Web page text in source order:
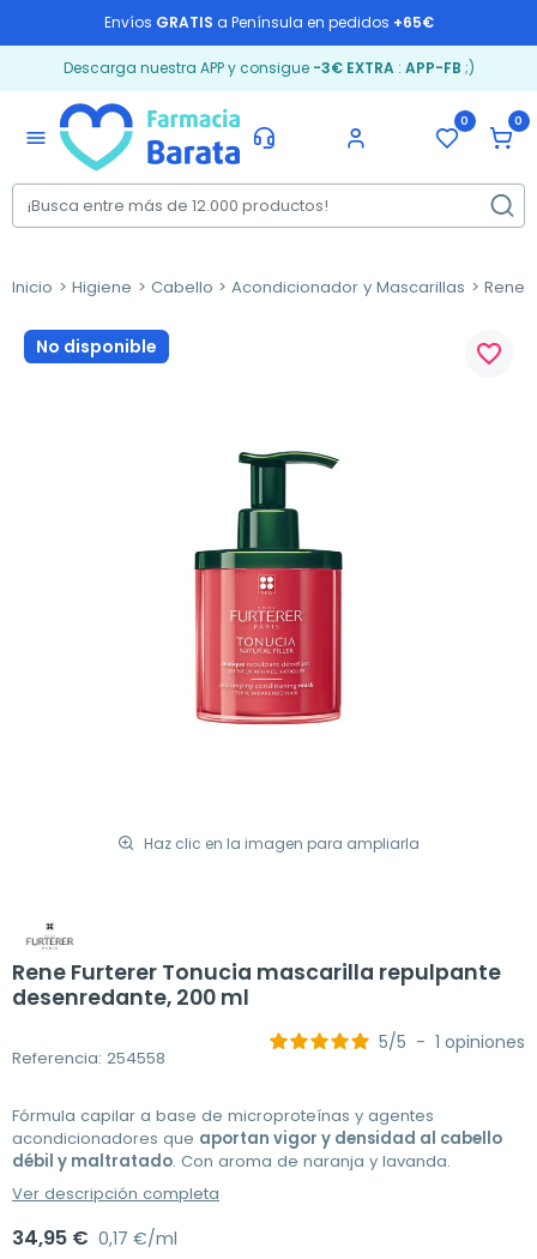
Envíos GRATIS a Península en pedidos +65€
Descarga nuestra APP y consigue -3€ EXTRA: APP-FB ;)
menu
0 0
Inicio Higiene Cabello Acondicionador y Mascarillas Rene
No disponible
Haz clic en la imagen para ampliarla
favorite_border
Rene Furterer Tonucia mascarilla repulpante
desenredante, 200 ml
Referencia: 254558
5/5 - 1 opiniones
Fórmula capilar a base de microproteínas y agentes
acondicionadores que aportan vigor y densidad al cabello
débil y maltratado. Con aroma de naranja y lavanda.
Ver descripción completa
34,95 € 0,17 €/ml